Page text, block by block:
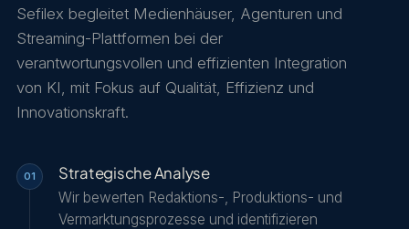
Sefilex begleitet Medienhäuser, Agenturen und
Streaming-Plattformen bei der
verantwortungsvollen und effizienten Integration
von KI, mit Fokus auf Qualität, Effizienz und
Innovationskraft.
01 Strategische Analyse
Wir bewerten Redaktions-, Produktions- und
Vermarktungsprozesse und identifizieren